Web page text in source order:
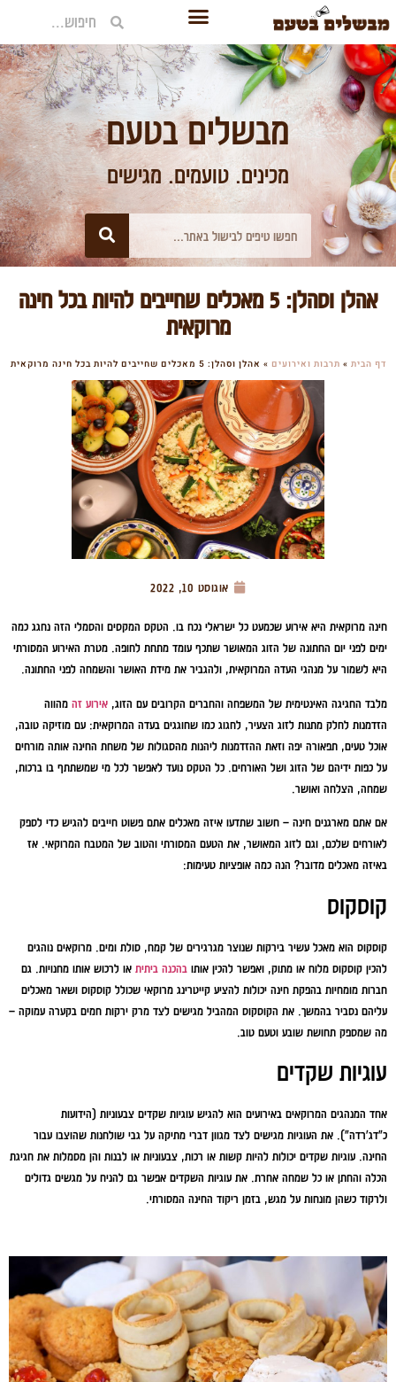
מבשלים בטעם
מכינים. טועמים. מגישים
אהלן וסהלן: 5 מאכלים שחייבים להיות בכל חינה
מרוקאית
דף הבית » תרבות ואירועים » אהלן וסהלן: 5 מאכלים שחייבים להיות בכל חינה מרוקאית
אוגוסט 10, 2022
חינה מרוקאית היא אירוע שכמעט כל ישראלי נכח בו. הטקס המקסים והסמלי הזה נחגג כמה
ימים לפני יום החתונה של הזוג המאושר שתכף עומד מתחת לחופה. מטרת האירוע המסורתי
היא לשמור על מנהגי העדה המרוקאית, ולהגביר את מידת האושר והשמחה לפני החתונה.
מלבד החגיגה האינטימית של המשפחה והחברים הקרובים עם הזוג, אירוע זה מהווה
הזדמנות לחלק מתנות לזוג הצעיר, לחגוג כמו שחוגגים בעדה המרוקאית: עם מוזיקה טובה,
אוכל טעים, תפאורה יפה וזאת ההזדמנות ליהנות מהסגולות של משחת החינה אותה מורחים
על כפות ידיהם של הזוג ושל האורחים. כל הטקס נועד לאפשר לכל מי שמשתתף בו ברכות,
שמחה, הצלחה ואושר.
אם אתם מארגנים חינה – חשוב שתדעו איזה מאכלים אתם פשוט חייבים להגיש כדי לספק
לאורחים שלכם, וגם לזוג המאושר, את הטעם המסורתי והטוב של המטבח המרוקאי. אז
באיזה מאכלים מדובר? הנה כמה אופציות טעימות:
קוסקוס
קוסקוס הוא מאכל עשיר בירקות שנוצר מגרגירים של קמח, סולת ומים. מרוקאים נוהגים
להכין קוסקוס מלוח או מתוק, ואפשר להכין אותו בהכנה ביתית או לרכוש אותו מחנויות. גם
חברות מומחיות בהפקת חינה יכולות להציע קייטרינג מרוקאי שכולל קוסקוס ושאר מאכלים
עליהם נסביר בהמשך. את הקוסקוס המהביל מגישים לצד מרק ירקות חמים בקערה עמוקה –
מה שמספק תחושת שובע וטעם טוב.
עוגיות שקדים
אחד המנהגים המרוקאים באירועים הוא להגיש עוגיות שקדים צבעוניות (הידועות
כ"דג'רדה"). את העוגיות מגישים לצד מגוון דברי מתיקה על גבי שולחנות שהוצבו עבור
החינה. עוגיות שקדים יכולות להיות קשות או רכות, צבעוניות או לבנות והן מסמלות את חגיגת
הכלה והחתן או כל שמחה אחרת. את עוגיות השקדים אפשר גם להניח על מגשים גדולים
ולרקוד כשהן מונחות על מגש, בזמן ריקוד החינה המסורתי.